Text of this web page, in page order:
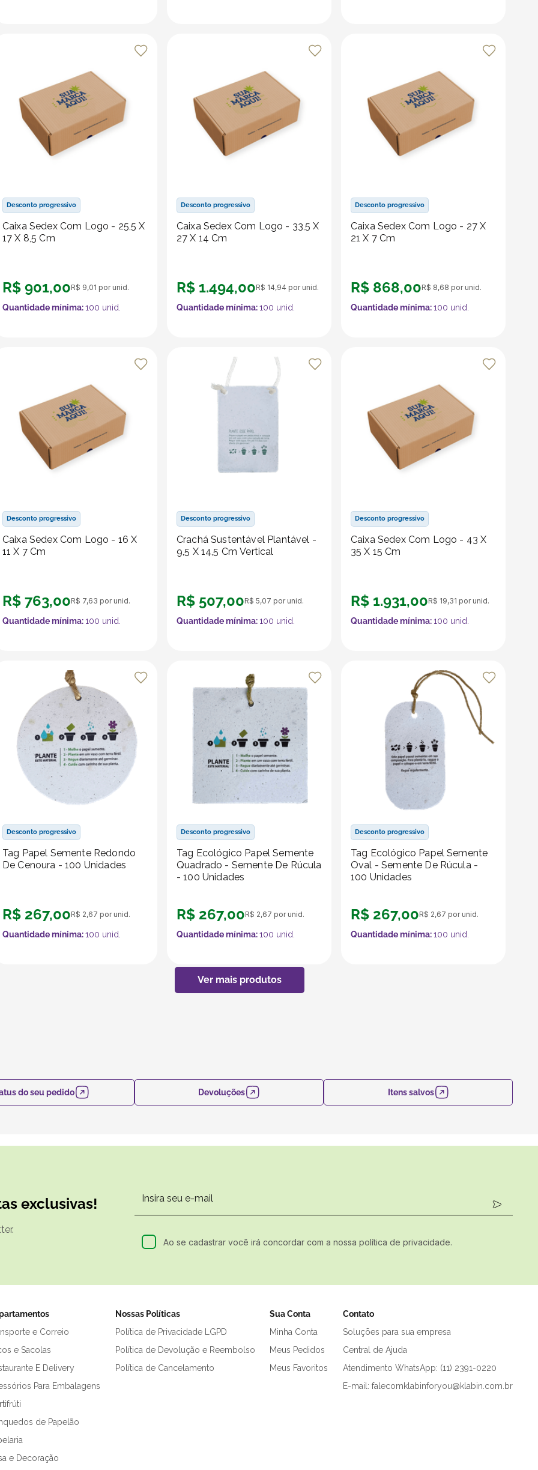
Desconto progressivo
Caixa Sedex Com Logo - 25,5 X
17 X 8,5 Cm
R$ 901,00R$ 9,01 por unid.
Quantidade mínima:100 unid.
Desconto progressivo
Caixa Sedex Com Logo - 33,5 X
27 X 14 Cm
R$ 1.494,00R$ 14,94 por unid.
Quantidade mínima:100 unid.
Desconto progressivo
Caixa Sedex Com Logo - 27 X
21 X 7 Cm
R$ 868,00R$ 8,68 por unid.
Quantidade mínima:100 unid.
Desconto progressivo
Caixa Sedex Com Logo - 16 X
11 X 7 Cm
R$ 763,00R$ 7,63 por unid.
Quantidade mínima:100 unid.
Desconto progressivo
Crachá Sustentável Plantável -
9,5 X 14,5 Cm Vertical
R$ 507,00R$ 5,07 por unid.
Quantidade mínima:100 unid.
Desconto progressivo
Caixa Sedex Com Logo - 43 X
35 X 15 Cm
R$ 1.931,00R$ 19,31 por unid.
Quantidade mínima:100 unid.
Desconto progressivo
Tag Papel Semente Redondo
De Cenoura - 100 Unidades
R$ 267,00R$ 2,67 por unid.
Quantidade mínima:100 unid.
Desconto progressivo
Tag Ecológico Papel Semente
Quadrado - Semente De Rúcula
- 100 Unidades
R$ 267,00R$ 2,67 por unid.
Quantidade mínima:100 unid.
Desconto progressivo
Tag Ecológico Papel Semente
Oval - Semente De Rúcula -
100 Unidades
R$ 267,00R$ 2,67 por unid.
Quantidade mínima:100 unid.
do seu pedido Devoluções Itens salvos
exclusivas!
Ao se cadastrar você irá concordar com a nossa política de privacidade.
e Correio
e Sacolas
E Delivery
Para Embalagens
de Papelão
e Decoração
Nossas Políticas
Política de Privacidade LGPD
Política de Devolução e Reembolso
Política de Cancelamento
Sua Conta
Minha Conta
Meus Pedidos
Meus Favoritos
Contato
Soluções para sua empresa
Central de Ajuda
Atendimento WhatsApp: (11) 2391-0220
E-mail: falecomklabinforyou@klabin.com.br